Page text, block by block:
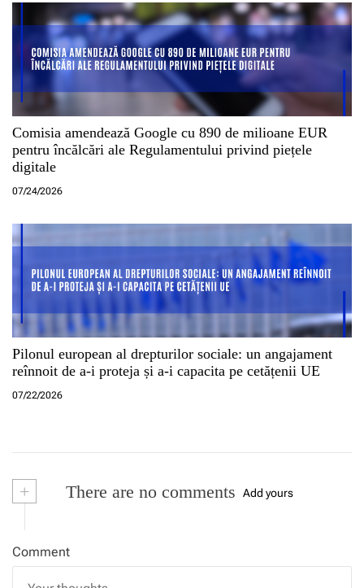
Comisia amendează Google cu 890 de milioane EUR
pentru încălcări ale Regulamentului privind piețele
digitale
07/24/2026
Pilonul european al drepturilor sociale: un angajament
reînnoit de a-i proteja și a-i capacita pe cetățenii UE
07/22/2026
+ There are no comments Add yours
Comment